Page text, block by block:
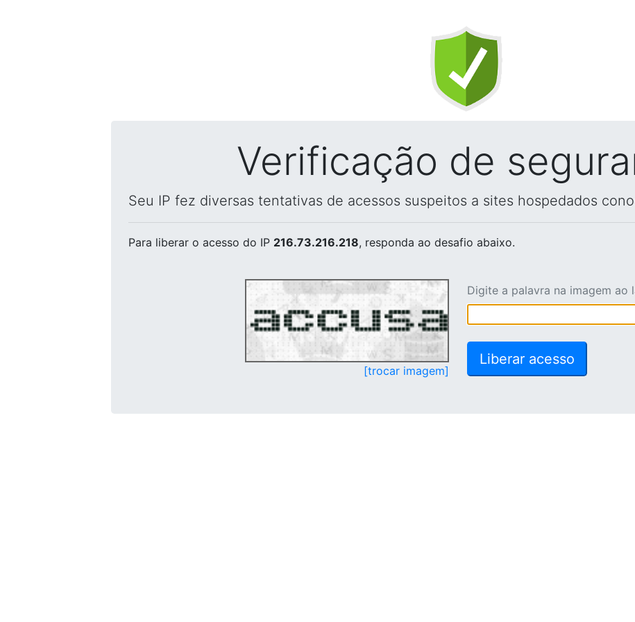
Verificação de
Seu IP fez diversas tentativas de acessos suspeitos a sites hospedados
Para liberar o acesso do IP 216.73.216.218, responda ao desafio abaixo.
[trocar imagem]
Digite a palavra na imagem ao